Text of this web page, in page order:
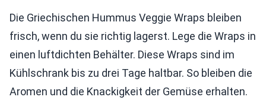
Die Griechischen Hummus Veggie Wraps bleiben
frisch, wenn du sie richtig lagerst. Lege die Wraps in
einen luftdichten Behälter. Diese Wraps sind im
Kühlschrank bis zu drei Tage haltbar. So bleiben die
Aromen und die Knackigkeit der Gemüse erhalten.